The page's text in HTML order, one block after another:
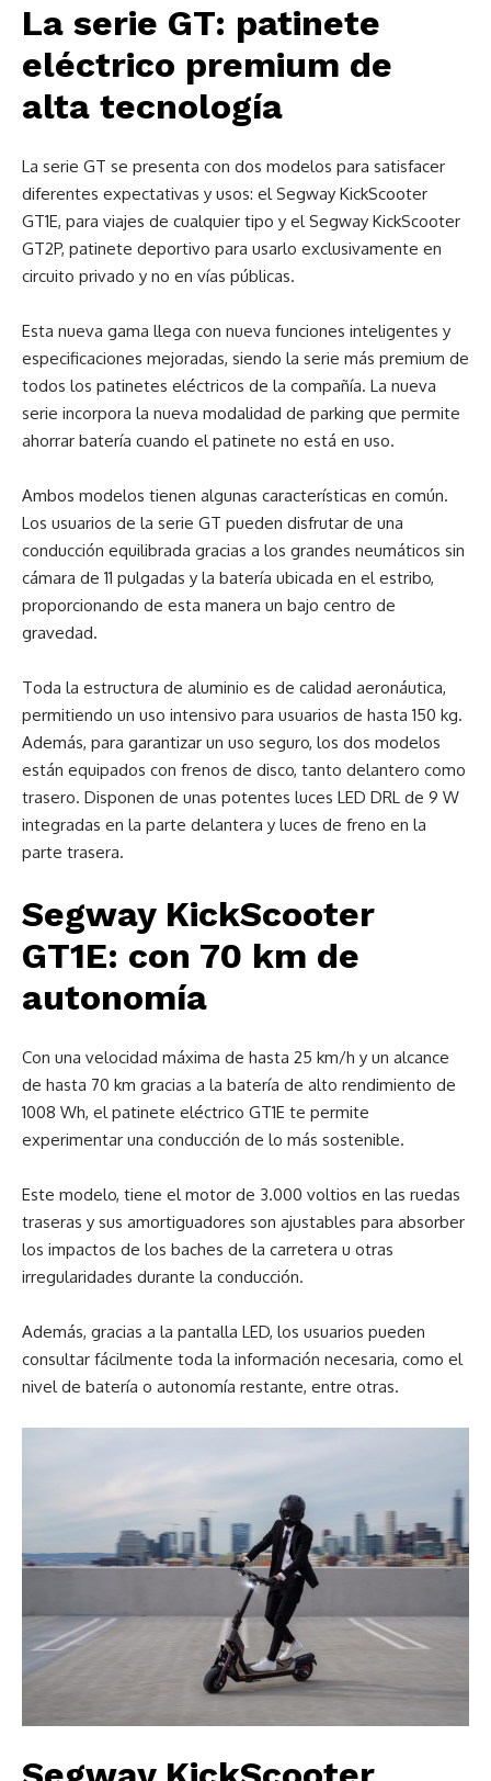
La serie GT: patinete
eléctrico premium de
alta tecnología
La serie GT se presenta con dos modelos para satisfacer
diferentes expectativas y usos: el Segway KickScooter
GT1E, para viajes de cualquier tipo y el Segway KickScooter
GT2P, patinete deportivo para usarlo exclusivamente en
circuito privado y no en vías públicas.
Esta nueva gama llega con nueva funciones inteligentes y
especificaciones mejoradas, siendo la serie más premium de
todos los patinetes eléctricos de la compañía. La nueva
serie incorpora la nueva modalidad de parking que permite
ahorrar batería cuando el patinete no está en uso.
Ambos modelos tienen algunas características en común.
Los usuarios de la serie GT pueden disfrutar de una
conducción equilibrada gracias a los grandes neumáticos sin
cámara de 11 pulgadas y la batería ubicada en el estribo,
proporcionando de esta manera un bajo centro de
gravedad.
Toda la estructura de aluminio es de calidad aeronáutica,
permitiendo un uso intensivo para usuarios de hasta 150 kg.
Además, para garantizar un uso seguro, los dos modelos
están equipados con frenos de disco, tanto delantero como
trasero. Disponen de unas potentes luces LED DRL de 9 W
integradas en la parte delantera y luces de freno en la
parte trasera.
Segway KickScooter
GT1E: con 70 km de
autonomía
Con una velocidad máxima de hasta 25 km/h y un alcance
de hasta 70 km gracias a la batería de alto rendimiento de
1008 Wh, el patinete eléctrico GT1E te permite
experimentar una conducción de lo más sostenible.
Este modelo, tiene el motor de 3.000 voltios en las ruedas
traseras y sus amortiguadores son ajustables para absorber
los impactos de los baches de la carretera u otras
irregularidades durante la conducción.
Además, gracias a la pantalla LED, los usuarios pueden
consultar fácilmente toda la información necesaria, como el
nivel de batería o autonomía restante, entre otras.